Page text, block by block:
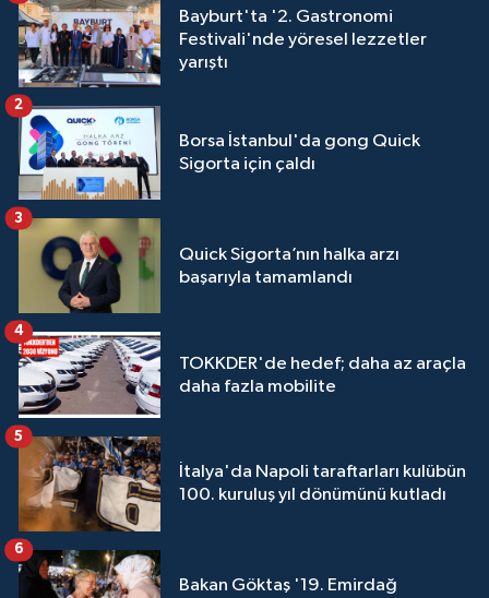
Bayburt'ta '2. Gastronomi
Festivali'nde yöresel lezzetler
yarıştı
Borsa İstanbul'da gong Quick
Sigorta için çaldı
2
Quick Sigorta’nın halka arzı
başarıyla tamamlandı
3
TOKKDER'de hedef; daha az araçla
daha fazla mobilite
4
İtalya'da Napoli taraftarları kulübün
100. kuruluş yıl dönümünü kutladı
5
Bakan Göktaş '19. Emirdağ
6